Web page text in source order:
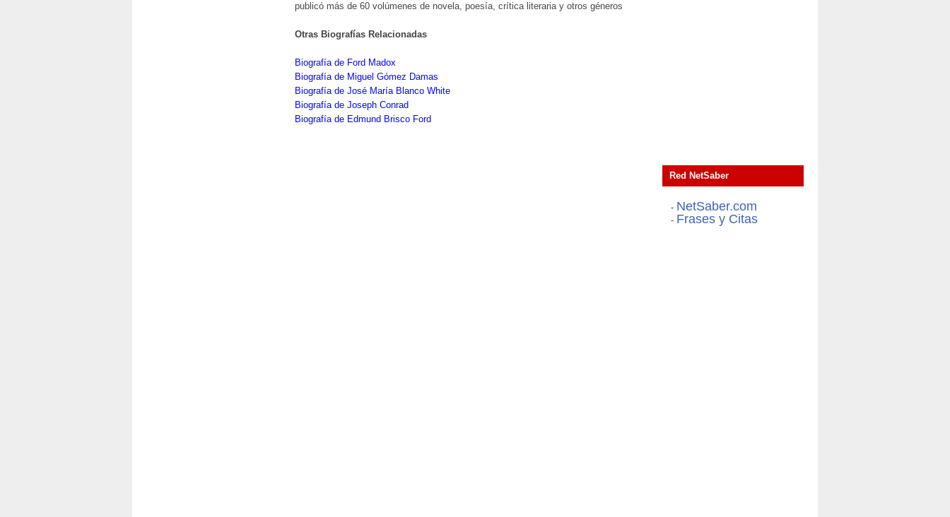
publicó más de 60 volúmenes de novela, poesía, crítica literaria y otros géneros
Otras Biografías Relacionadas
Biografía de Ford Madox
Biografía de Miguel Gómez Damas
Biografía de José María Blanco White
Biografía de Joseph Conrad
Biografía de Edmund Brisco Ford
Red NetSaber
- NetSaber.com
- Frases y Citas